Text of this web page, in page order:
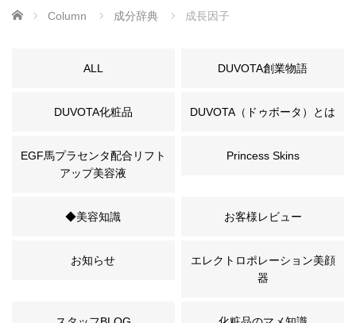
ホーム Column 成分辞典 成長因子
ALL DUVOTA創業物語
DUVOTA化粧品 DUVOTA（ドゥボータ）とは
EGF馬プラセンタ配合リフト
アップ美容液
Princess Skins
◆美容知識 お客様レビュー
お知らせ
エレクトロポレーション美顔
器